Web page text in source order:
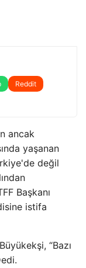
Reddit
ancak
yaşanan
değil
Başkanı
istifa
“Bazı